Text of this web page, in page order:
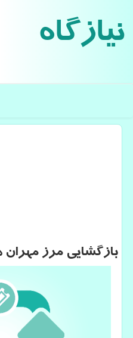
نیازگاه
بازگشایی مرز مهران